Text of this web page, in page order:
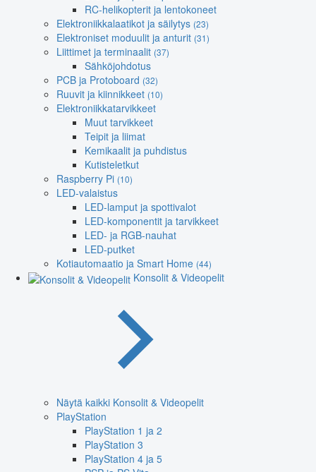
RC-helikopterit ja lentokoneet
Elektroniikkalaatikot ja säilytys (23)
Elektroniset moduulit ja anturit (31)
Liittimet ja terminaalit (37)
Sähköjohdotus
PCB ja Protoboard (32)
Ruuvit ja kiinnikkeet (10)
Elektroniikkatarvikkeet
Muut tarvikkeet
Teipit ja liimat
Kemikaalit ja puhdistus
Kutisteletkut
Raspberry Pi (10)
LED-valaistus
LED-lamput ja spottivalot
LED-komponentit ja tarvikkeet
LED- ja RGB-nauhat
LED-putket
Kotiautomaatio ja Smart Home (44)
Konsolit & Videopelit
Näytä kaikki Konsolit & Videopelit
PlayStation
PlayStation 1 ja 2
PlayStation 3
PlayStation 4 ja 5